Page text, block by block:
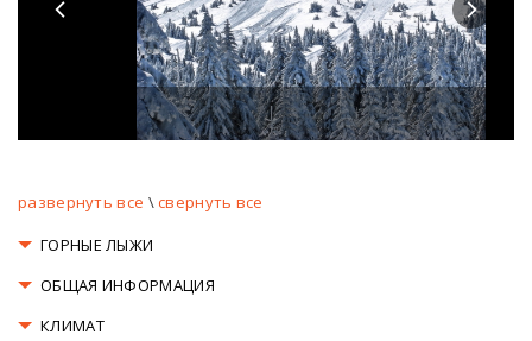
развернуть все \свернуть все
ГОРНЫЕ ЛЫЖИ
ОБЩАЯ ИНФОРМАЦИЯ
КЛИМАТ